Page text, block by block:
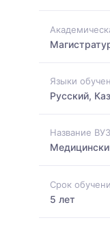
Языки
Русский,
Название
Срок
5 лет